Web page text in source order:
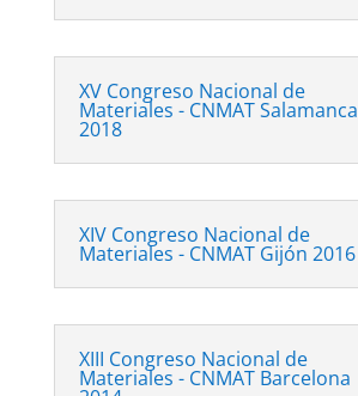
XV Congreso Nacional de
Materiales - CNMAT Salamanca
2018
XIV Congreso Nacional de
Materiales - CNMAT Gijón 2016
XIII Congreso Nacional de
Materiales - CNMAT Barcelona